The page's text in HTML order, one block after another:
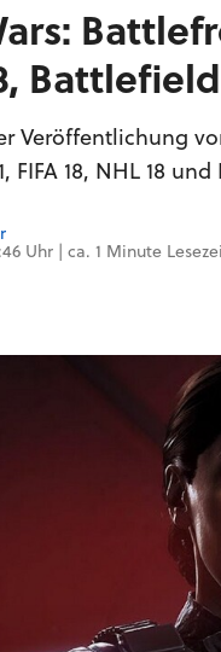
Veröffentlichung
FIFA 18, NHL 18 und
Uhr | ca. 1 Minute